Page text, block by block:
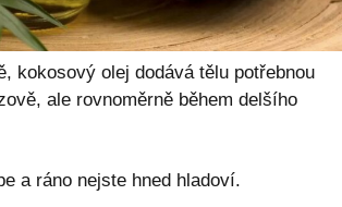
kokosový olej dodává tělu potřebnou
ale rovnoměrně během delšího
a ráno nejste hned hladoví.